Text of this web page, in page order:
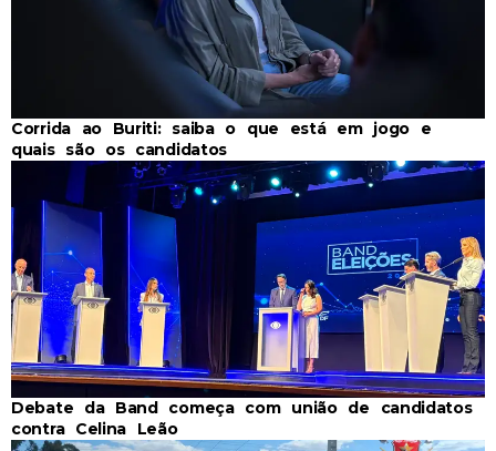
Corrida ao Buriti: saiba o que está em jogo e
quais são os candidatos
Debate da Band começa com união de candidatos
contra Celina Leão